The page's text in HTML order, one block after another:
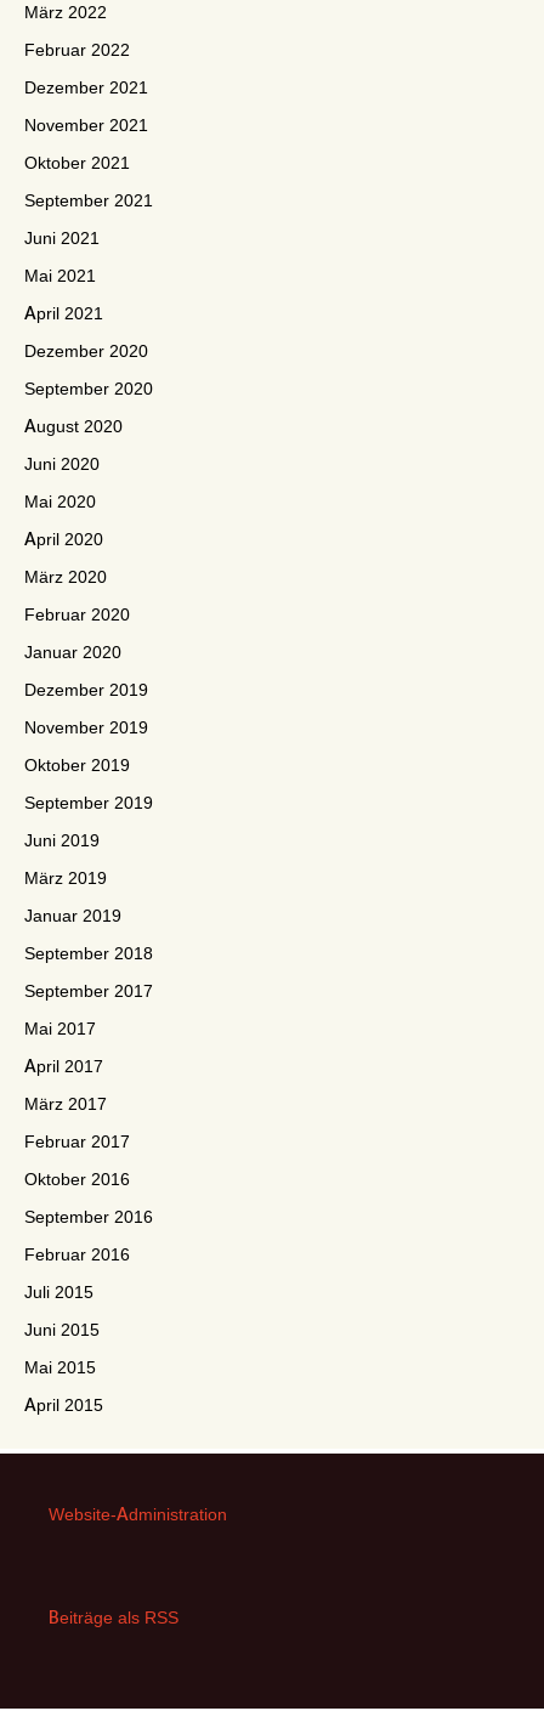
März 2022
Februar 2022
Dezember 2021
November 2021
Oktober 2021
September 2021
Juni 2021
Mai 2021
April 2021
Dezember 2020
September 2020
August 2020
Juni 2020
Mai 2020
April 2020
März 2020
Februar 2020
Januar 2020
Dezember 2019
November 2019
Oktober 2019
September 2019
Juni 2019
März 2019
Januar 2019
September 2018
September 2017
Mai 2017
April 2017
März 2017
Februar 2017
Oktober 2016
September 2016
Februar 2016
Juli 2015
Juni 2015
Mai 2015
April 2015
Website-Administration
Beiträge als RSS